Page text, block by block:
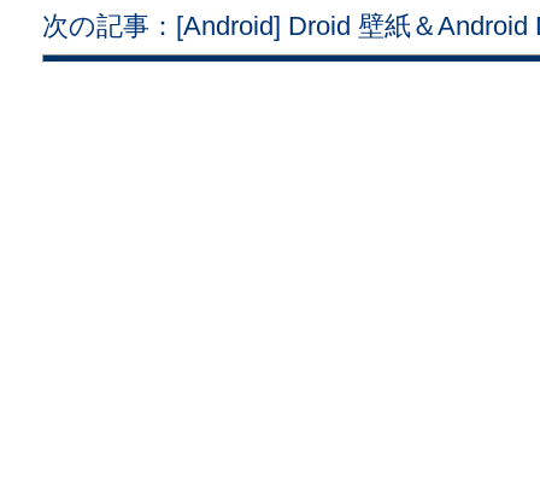
次の記事：[Android] Droid 壁紙＆Android